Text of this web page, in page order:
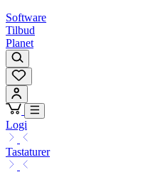
Software
Tilbud
Planet
Logi
Tastaturer